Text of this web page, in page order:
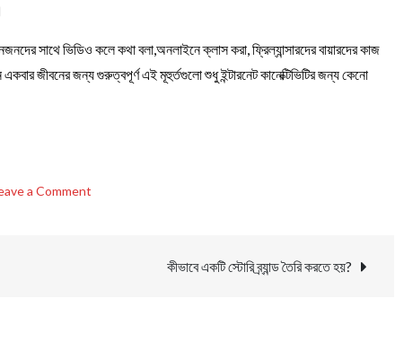
সাথে ভিডিও কলে কথা বলা,অনলাইনে ক্লাস করা, ফ্রিল্যান্সারদের বায়ারদের কাজ
জীবনের জন্য গুরুত্বপূর্ণ এই মূহুর্তগুলো শুধু ইন্টারনেট কানেক্টিভিটির জন্য কেনো
a Comment
কীভাবে একটি স্টোরি ব্র্যান্ড তৈরি করতে হয়?